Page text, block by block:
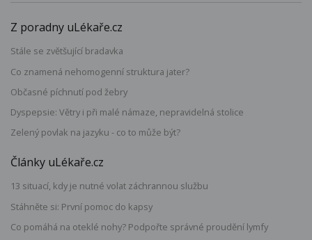
Z poradny uLékaře.cz
Stále se zvětšující bradavka
Co znamená nehomogenní struktura jater?
Občasné píchnutí pod žebry
Dyspepsie: Větry i při malé námaze, nepravidelná stolice
Zelený povlak na jazyku - co to může být?
Články uLékaře.cz
13 situací, kdy je nutné volat záchrannou službu
Stáhněte si: První pomoc do kapsy
Co pomáhá na oteklé nohy? Podpořte správné proudění lymfy